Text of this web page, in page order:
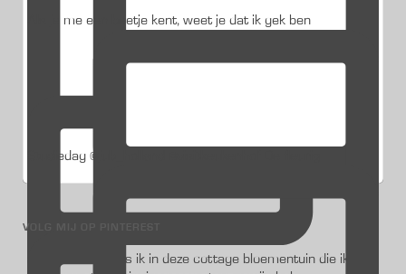
Als je me een beetje kent, weet je dat ik gek ben
Studiedag @jub_holland @visitkeukenhof De fleurig
VOLG MIJ OP PINTEREST